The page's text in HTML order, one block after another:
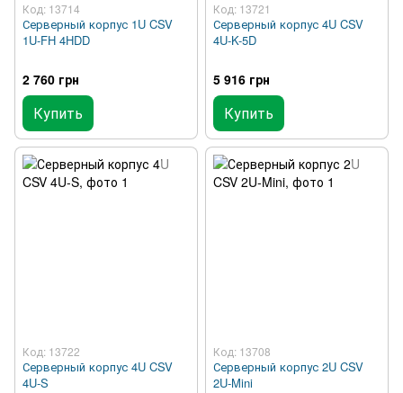
Код: 13714
Серверный корпус 1U CSV
1U-FH 4HDD
2 760 грн
Купить
Код: 13721
Серверный корпус 4U CSV
4U-K-5D
5 916 грн
Купить
Код: 13722
Серверный корпус 4U CSV
4U-S
Код: 13708
Серверный корпус 2U CSV
2U-Mini